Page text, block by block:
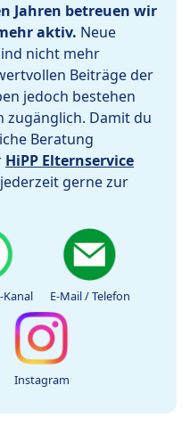
Jahren betreuen wir
aktiv. Neue
nicht mehr
Beiträge der
jedoch bestehen
Damit du
Beratung
HiPP Elternservice
gerne zur
E-Mail / Telefon
Instagram